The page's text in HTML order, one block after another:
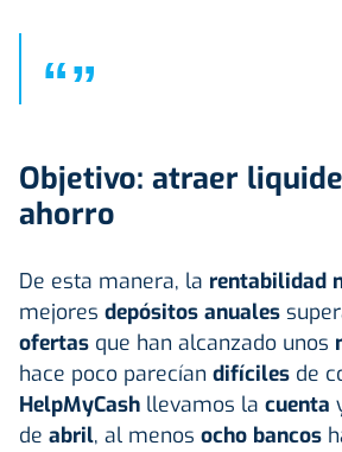
“”
Objetivo: atraer
ahorro
De esta manera, la rentabilidad
mejores depósitos anuales
ofertas que han alcanzado unos
hace poco parecían difíciles de
HelpMyCash llevamos la cuenta
de abril, al menos ocho bancos